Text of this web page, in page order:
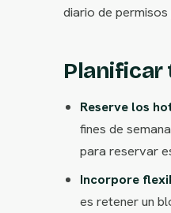
diario de
Planificar
Reserve los
fines de
para reservar
Incorpore
es retener un